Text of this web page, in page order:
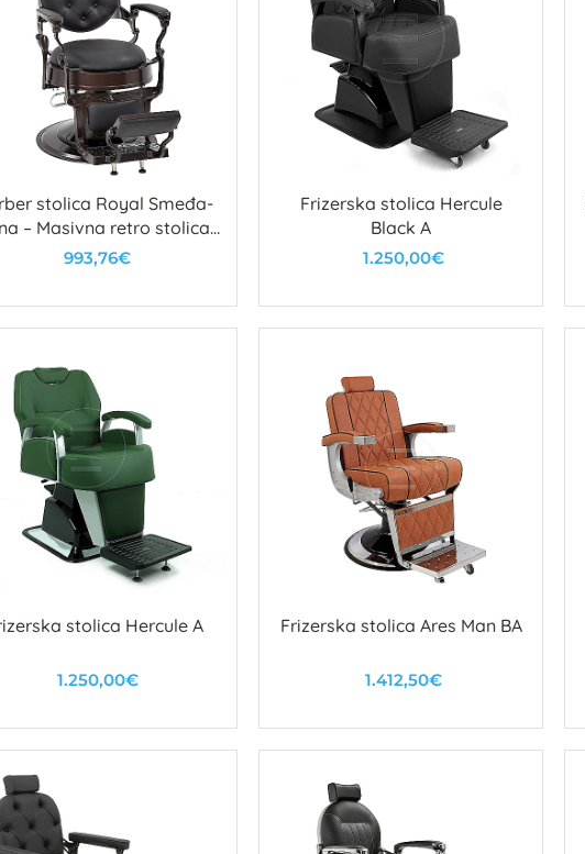
stolica Royal Smeđa-
– Masivna retro stolica
za brijačnice
993,76€
U košaricu
Frizerska stolica Hercule
Black A
1.250,00€
U košaricu
stolica Hercule A
1.250,00€
Frizerska stolica Ares Man BA
1.412,50€